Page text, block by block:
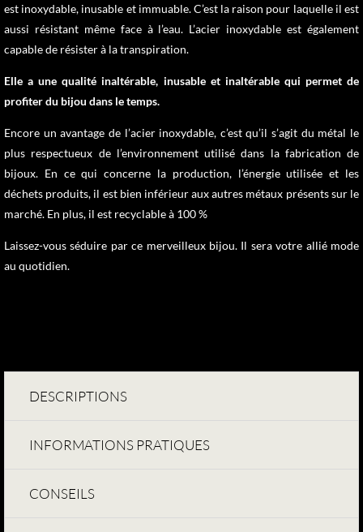
est inoxydable, inusable et immuable. C’est la raison pour laquelle il est
aussi résistant même face à l’eau. L’acier inoxydable est également
capable de résister à la transpiration.
Elle a une qualité inaltérable, inusable et inaltérable qui permet de
profiter du bijou dans le temps.
Encore un avantage de l’acier inoxydable, c’est qu’il s’agit du métal le
plus respectueux de l’environnement utilisé dans la fabrication de
bijoux. En ce qui concerne la production, l’énergie utilisée et les
déchets produits, il est bien inférieur aux autres métaux présents sur le
marché. En plus, il est recyclable à 100 %
Laissez-vous séduire par ce merveilleux bijou. Il sera votre allié mode
au quotidien.
DESCRIPTIONS
INFORMATIONS PRATIQUES
CONSEILS